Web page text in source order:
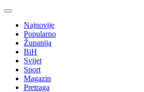
Najnovije
Popularno
Županija
BiH
Svijet
Sport
Magazin
Pretraga